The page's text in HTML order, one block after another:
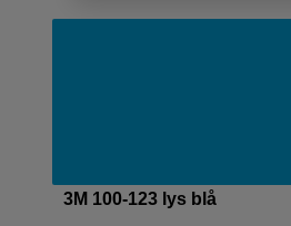
3M 100-123 lys blå